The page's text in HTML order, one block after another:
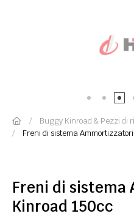
Buggy Kinroad & Pezzi di
Freni di sistema
Freni di
Kinroad 150cc